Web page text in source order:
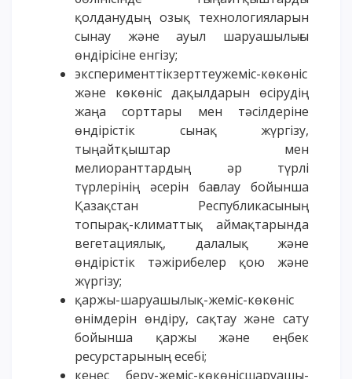
қолданудың озық технологияларын
сынау және ауыл шаруашылығы
өндірісіне енгізу;
эксперименттікзерттеужеміс-көкөніс
және көкөніс дақылдарын өсірудің
жаңа сорттары мен тәсілдеріне
өндірістік сынақ жүргізу,
тыңайтқыштар мен
мелиоранттардың әр түрлі
түрлерінің әсерін бағалау бойынша
Қазақстан Республикасының
топырақ-климаттық аймақтарында
вегетациялық, далалық және
өндірістік тәжірибелер қою және
жүргізу;
қаржы-шаруашылық-жеміс-көкөніс
өнімдерін өндіру, сақтау және сату
бойынша қаржы және еңбек
ресурстарының есебі;
кеңес беру-жеміс-көкөнісшаруашы-